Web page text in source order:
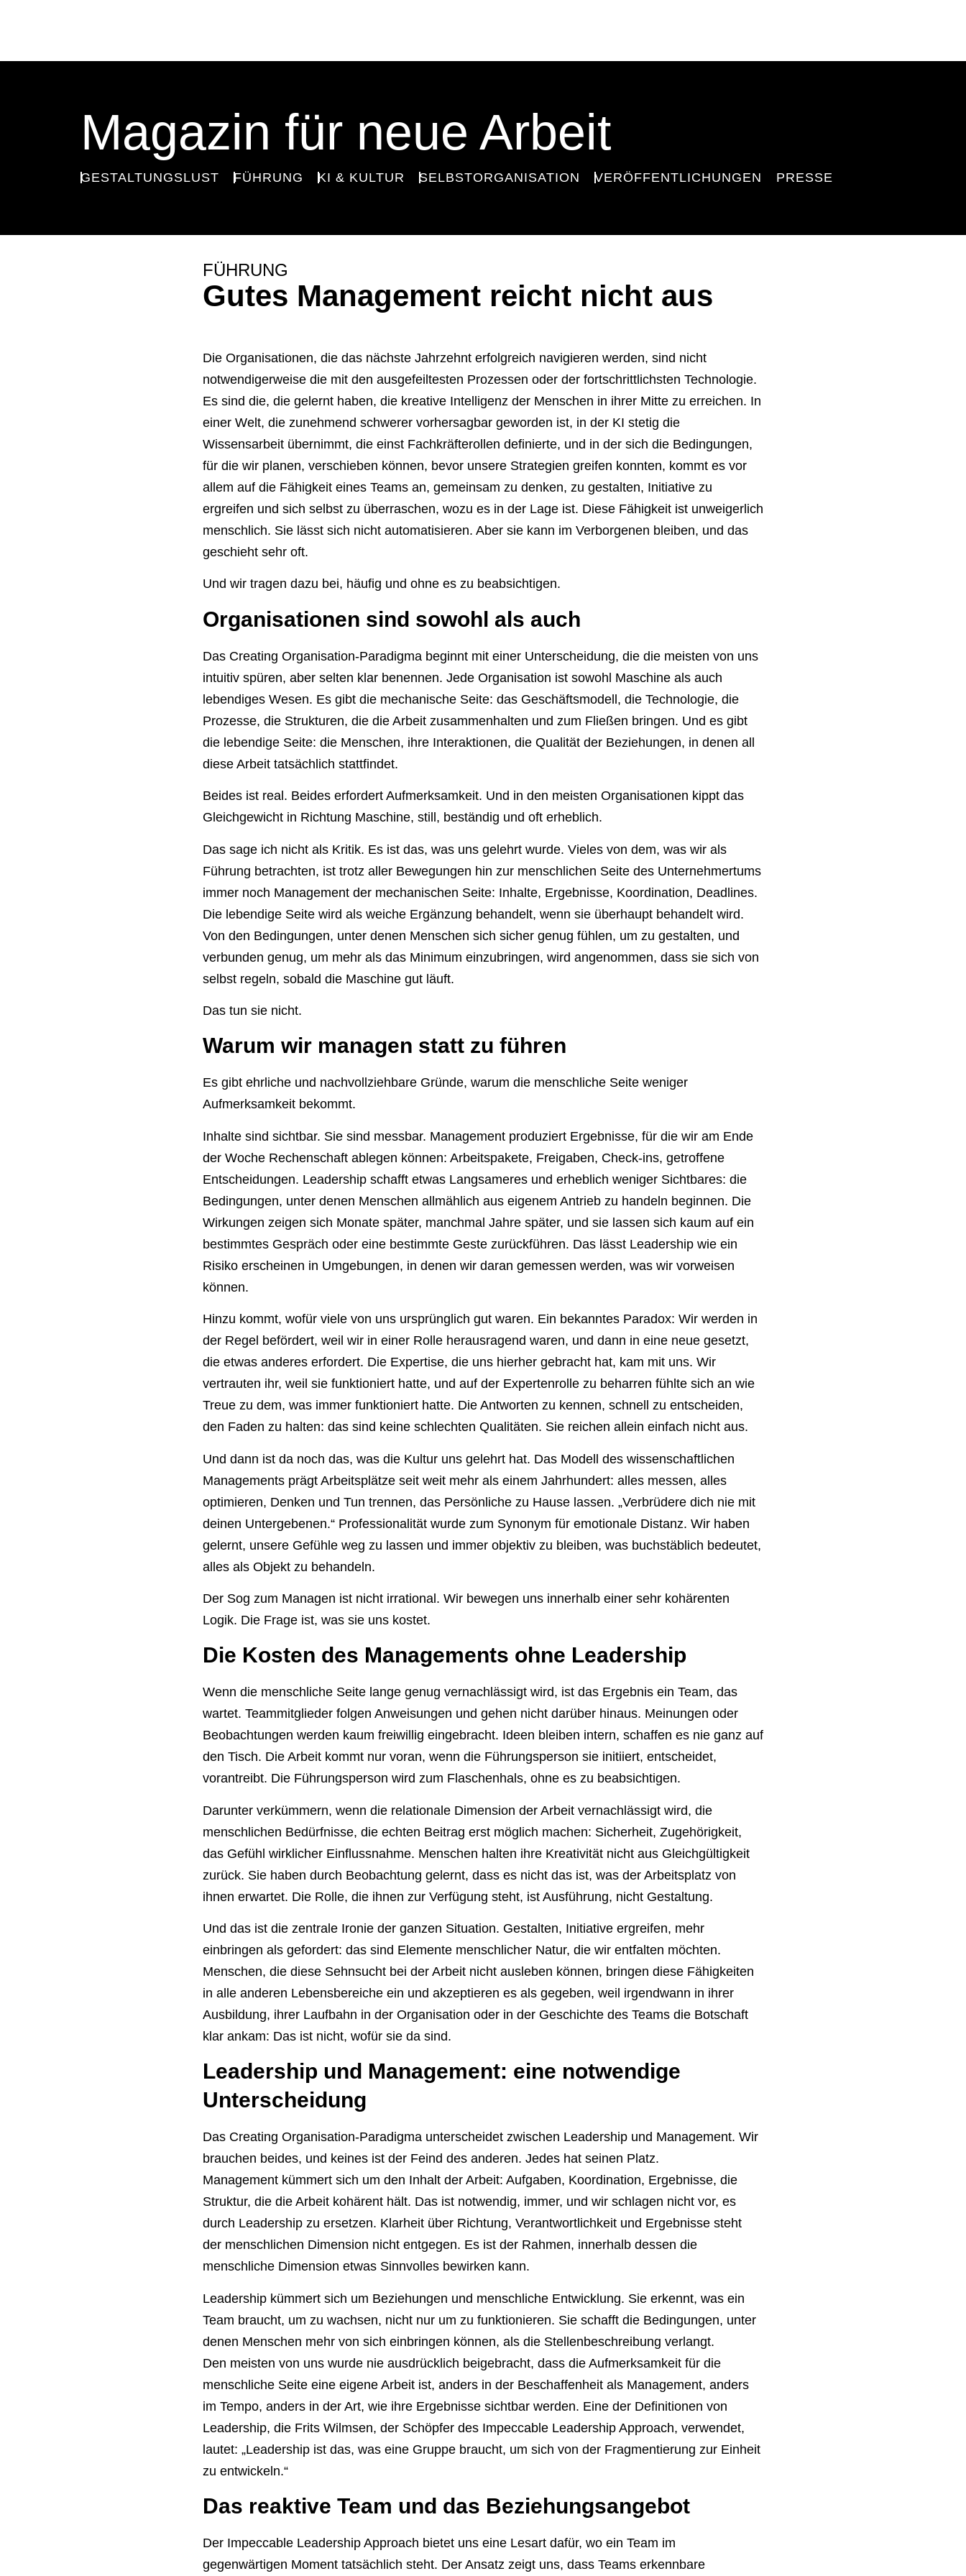
Magazin für neue Arbeit
GESTALTUNGSLUST FÜHRUNG KI & KULTUR SELBSTORGANISATION VERÖFFENTLICHUNGEN PRESSE
FÜHRUNG
Gutes Management reicht nicht aus
Die Organisationen, die das nächste Jahrzehnt erfolgreich navigieren werden, sind nicht
notwendigerweise die mit den ausgefeiltesten Prozessen oder der fortschrittlichsten Technologie.
Es sind die, die gelernt haben, die kreative Intelligenz der Menschen in ihrer Mitte zu erreichen. In
einer Welt, die zunehmend schwerer vorhersagbar geworden ist, in der KI stetig die
Wissensarbeit übernimmt, die einst Fachkräfterollen definierte, und in der sich die Bedingungen,
für die wir planen, verschieben können, bevor unsere Strategien greifen konnten, kommt es vor
allem auf die Fähigkeit eines Teams an, gemeinsam zu denken, zu gestalten, Initiative zu
ergreifen und sich selbst zu überraschen, wozu es in der Lage ist. Diese Fähigkeit ist unweigerlich
menschlich. Sie lässt sich nicht automatisieren. Aber sie kann im Verborgenen bleiben, und das
geschieht sehr oft.
Und wir tragen dazu bei, häufig und ohne es zu beabsichtigen.
Organisationen sind sowohl als auch
Das Creating Organisation-Paradigma beginnt mit einer Unterscheidung, die die meisten von uns
intuitiv spüren, aber selten klar benennen. Jede Organisation ist sowohl Maschine als auch
lebendiges Wesen. Es gibt die mechanische Seite: das Geschäftsmodell, die Technologie, die
Prozesse, die Strukturen, die die Arbeit zusammenhalten und zum Fließen bringen. Und es gibt
die lebendige Seite: die Menschen, ihre Interaktionen, die Qualität der Beziehungen, in denen all
diese Arbeit tatsächlich stattfindet.
Beides ist real. Beides erfordert Aufmerksamkeit. Und in den meisten Organisationen kippt das
Gleichgewicht in Richtung Maschine, still, beständig und oft erheblich.
Das sage ich nicht als Kritik. Es ist das, was uns gelehrt wurde. Vieles von dem, was wir als
Führung betrachten, ist trotz aller Bewegungen hin zur menschlichen Seite des Unternehmertums
immer noch Management der mechanischen Seite: Inhalte, Ergebnisse, Koordination, Deadlines.
Die lebendige Seite wird als weiche Ergänzung behandelt, wenn sie überhaupt behandelt wird.
Von den Bedingungen, unter denen Menschen sich sicher genug fühlen, um zu gestalten, und
verbunden genug, um mehr als das Minimum einzubringen, wird angenommen, dass sie sich von
selbst regeln, sobald die Maschine gut läuft.
Das tun sie nicht.
Warum wir managen statt zu führen
Es gibt ehrliche und nachvollziehbare Gründe, warum die menschliche Seite weniger
Aufmerksamkeit bekommt.
Inhalte sind sichtbar. Sie sind messbar. Management produziert Ergebnisse, für die wir am Ende
der Woche Rechenschaft ablegen können: Arbeitspakete, Freigaben, Check-ins, getroffene
Entscheidungen. Leadership schafft etwas Langsameres und erheblich weniger Sichtbares: die
Bedingungen, unter denen Menschen allmählich aus eigenem Antrieb zu handeln beginnen. Die
Wirkungen zeigen sich Monate später, manchmal Jahre später, und sie lassen sich kaum auf ein
bestimmtes Gespräch oder eine bestimmte Geste zurückführen. Das lässt Leadership wie ein
Risiko erscheinen in Umgebungen, in denen wir daran gemessen werden, was wir vorweisen
können.
Hinzu kommt, wofür viele von uns ursprünglich gut waren. Ein bekanntes Paradox: Wir werden in
der Regel befördert, weil wir in einer Rolle herausragend waren, und dann in eine neue gesetzt,
die etwas anderes erfordert. Die Expertise, die uns hierher gebracht hat, kam mit uns. Wir
vertrauten ihr, weil sie funktioniert hatte, und auf der Expertenrolle zu beharren fühlte sich an wie
Treue zu dem, was immer funktioniert hatte. Die Antworten zu kennen, schnell zu entscheiden,
den Faden zu halten: das sind keine schlechten Qualitäten. Sie reichen allein einfach nicht aus.
Und dann ist da noch das, was die Kultur uns gelehrt hat. Das Modell des wissenschaftlichen
Managements prägt Arbeitsplätze seit weit mehr als einem Jahrhundert: alles messen, alles
optimieren, Denken und Tun trennen, das Persönliche zu Hause lassen. „Verbrüdere dich nie mit
deinen Untergebenen.“ Professionalität wurde zum Synonym für emotionale Distanz. Wir haben
gelernt, unsere Gefühle weg zu lassen und immer objektiv zu bleiben, was buchstäblich bedeutet,
alles als Objekt zu behandeln.
Der Sog zum Managen ist nicht irrational. Wir bewegen uns innerhalb einer sehr kohärenten
Logik. Die Frage ist, was sie uns kostet.
Die Kosten des Managements ohne Leadership
Wenn die menschliche Seite lange genug vernachlässigt wird, ist das Ergebnis ein Team, das
wartet. Teammitglieder folgen Anweisungen und gehen nicht darüber hinaus. Meinungen oder
Beobachtungen werden kaum freiwillig eingebracht. Ideen bleiben intern, schaffen es nie ganz auf
den Tisch. Die Arbeit kommt nur voran, wenn die Führungsperson sie initiiert, entscheidet,
vorantreibt. Die Führungsperson wird zum Flaschenhals, ohne es zu beabsichtigen.
Darunter verkümmern, wenn die relationale Dimension der Arbeit vernachlässigt wird, die
menschlichen Bedürfnisse, die echten Beitrag erst möglich machen: Sicherheit, Zugehörigkeit,
das Gefühl wirklicher Einflussnahme. Menschen halten ihre Kreativität nicht aus Gleichgültigkeit
zurück. Sie haben durch Beobachtung gelernt, dass es nicht das ist, was der Arbeitsplatz von
ihnen erwartet. Die Rolle, die ihnen zur Verfügung steht, ist Ausführung, nicht Gestaltung.
Und das ist die zentrale Ironie der ganzen Situation. Gestalten, Initiative ergreifen, mehr
einbringen als gefordert: das sind Elemente menschlicher Natur, die wir entfalten möchten.
Menschen, die diese Sehnsucht bei der Arbeit nicht ausleben können, bringen diese Fähigkeiten
in alle anderen Lebensbereiche ein und akzeptieren es als gegeben, weil irgendwann in ihrer
Ausbildung, ihrer Laufbahn in der Organisation oder in der Geschichte des Teams die Botschaft
klar ankam: Das ist nicht, wofür sie da sind.
Leadership und Management: eine notwendige
Unterscheidung
Das Creating Organisation-Paradigma unterscheidet zwischen Leadership und Management. Wir
brauchen beides, und keines ist der Feind des anderen. Jedes hat seinen Platz.
Management kümmert sich um den Inhalt der Arbeit: Aufgaben, Koordination, Ergebnisse, die
Struktur, die die Arbeit kohärent hält. Das ist notwendig, immer, und wir schlagen nicht vor, es
durch Leadership zu ersetzen. Klarheit über Richtung, Verantwortlichkeit und Ergebnisse steht
der menschlichen Dimension nicht entgegen. Es ist der Rahmen, innerhalb dessen die
menschliche Dimension etwas Sinnvolles bewirken kann.
Leadership kümmert sich um Beziehungen und menschliche Entwicklung. Sie erkennt, was ein
Team braucht, um zu wachsen, nicht nur um zu funktionieren. Sie schafft die Bedingungen, unter
denen Menschen mehr von sich einbringen können, als die Stellenbeschreibung verlangt.
Den meisten von uns wurde nie ausdrücklich beigebracht, dass die Aufmerksamkeit für die
menschliche Seite eine eigene Arbeit ist, anders in der Beschaffenheit als Management, anders
im Tempo, anders in der Art, wie ihre Ergebnisse sichtbar werden. Eine der Definitionen von
Leadership, die Frits Wilmsen, der Schöpfer des Impeccable Leadership Approach, verwendet,
lautet: „Leadership ist das, was eine Gruppe braucht, um sich von der Fragmentierung zur Einheit
zu entwickeln.“
Das reaktive Team und das Beziehungsangebot
Der Impeccable Leadership Approach bietet uns eine Lesart dafür, wo ein Team im
gegenwärtigen Moment tatsächlich steht. Der Ansatz zeigt uns, dass Teams erkennbare